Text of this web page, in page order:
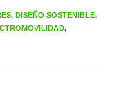
, DISEÑO SOSTENIBLE,
,